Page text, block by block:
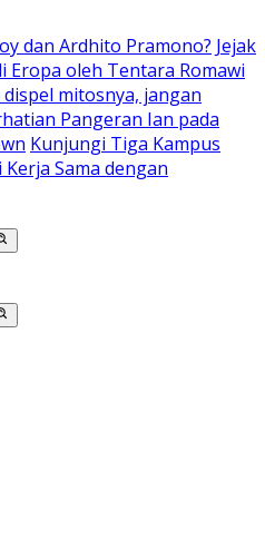
dan Ardhito Pramono? Jejak
Eropa oleh Tentara Romawi
mitosnya, jangan
Pangeran Ian pada
Kunjungi Tiga Kampus
Sama dengan